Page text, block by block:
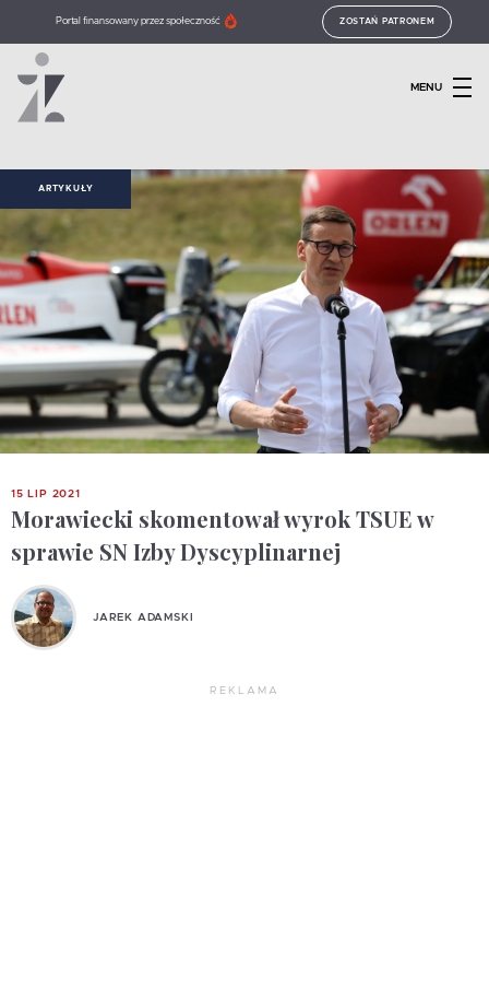
Portal finansowany przez społeczność ZOSTAŃ PATRONEM
MENU
ARTYKUŁY
15 LIP 2021
Morawiecki skomentował wyrok TSUE w
sprawie SN Izby Dyscyplinarnej
JAREK ADAMSKI
REKLAMA